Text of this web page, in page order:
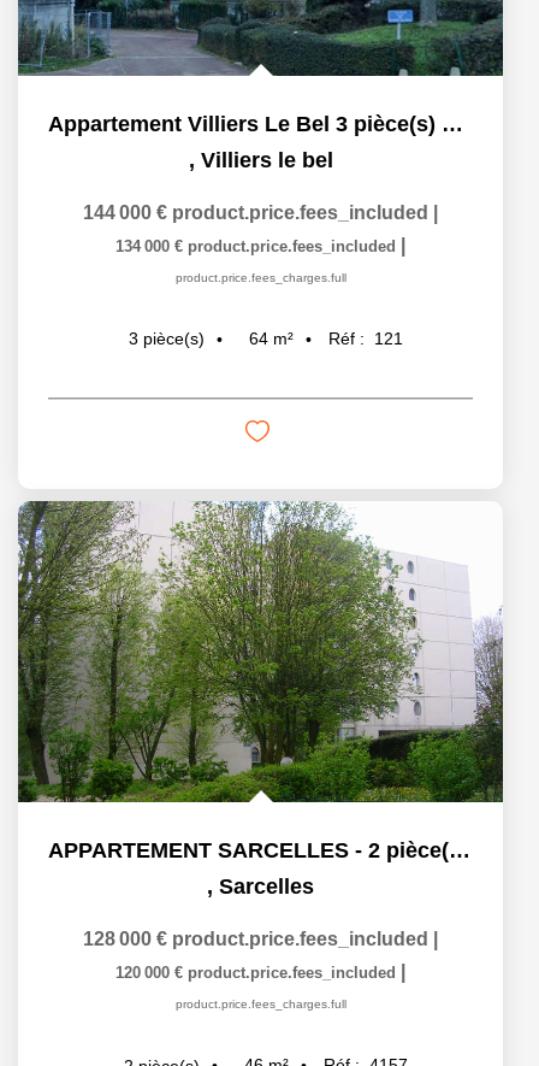
Appartement Villiers Le Bel 3 pièce(s) 64.310 m2
, Villiers le bel
144 000 € product.price.fees_included
134 000 € product.price.fees_included
product.price.fees_charges.full
3 pièce(s) 64 m² Réf : 121
APPARTEMENT SARCELLES - 2 pièce(s) - 45.51 m2
, Sarcelles
128 000 € product.price.fees_included
120 000 € product.price.fees_included
product.price.fees_charges.full